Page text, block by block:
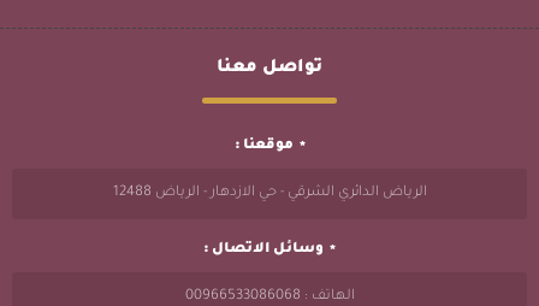
تواصل معنا
موقعنا :
الرياض الدائري الشرقي - حي الازدهار - الرياض 12488
وسائل الاتصال :
الهاتف : 00966533086068